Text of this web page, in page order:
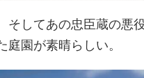
そしてあの忠臣蔵の悪
庭園が素晴らしい。